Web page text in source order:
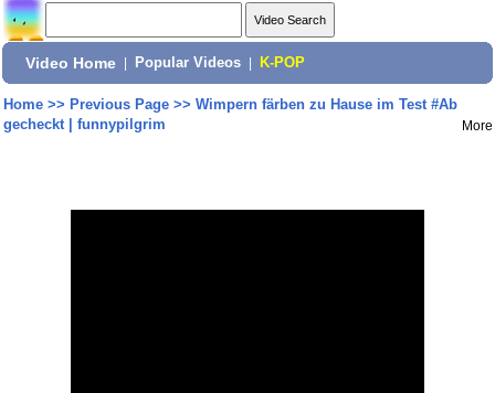
Video Home Popular Videos K-POP
Home>> Previous Page>> Wimpern färben zu Hause im Test #Ab
gecheckt | funnypilgrim
More